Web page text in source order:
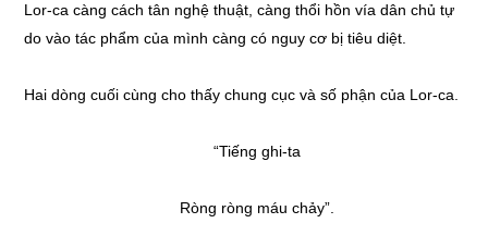
Lor-ca càng cách tân nghệ thuật, càng thổi hồn vía dân chủ tự
do vào tác phẩm của mình càng có nguy cơ bị tiêu diệt.
Hai dòng cuối cùng cho thấy chung cục và số phận của Lor-ca.
“Tiếng ghi-ta
Ròng ròng máu chảy”.